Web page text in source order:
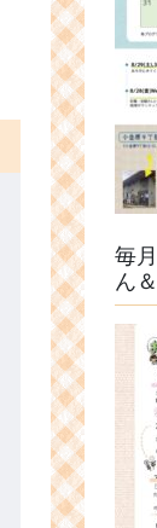
毎
ん